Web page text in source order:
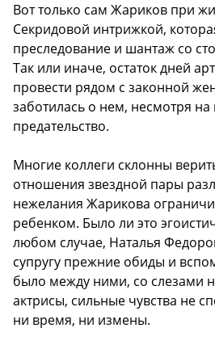
Вот только сам Жариков при
Секридовой интрижкой,
преследование и шантаж со
Так или иначе, остаток дней
провести рядом с законной
заботилась о нем, несмотря
предательство.
Многие коллеги склонны
отношения звездной пары
нежелания Жарикова
ребенком. Было ли это
любом случае, Наталья
супругу прежние обиды и
было между ними, со слезами
актрисы, сильные чувства не
ни время, ни измены.